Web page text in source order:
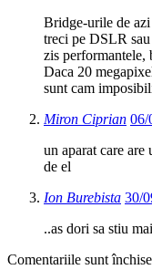
Bridge-urile de azi
treci pe DSLR
zis performantele,
Daca 20
sunt cam
Miron Ciprian 06/
un aparat care
de el
Ion Burebista 30/
..as dori sa stiu
Comentariile sunt